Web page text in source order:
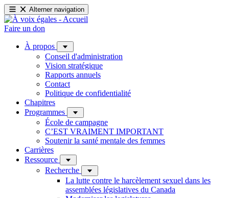
Alterner navigation
Faire un don
À propos
Conseil d'administration
Vision stratégique
Rapports annuels
Contact
Politique de confidentialité
Chapitres
Programmes
École de campagne
C’EST VRAIMENT IMPORTANT
Soutenir la santé mentale des femmes
Carrières
Ressource
Recherche
La lutte contre le harcèlement sexuel dans les
assemblées législatives du Canada